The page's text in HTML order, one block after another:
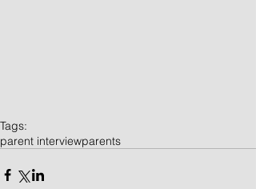
Tags:
parent interviewparents